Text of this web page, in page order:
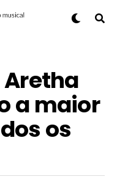
Aretha
a maior
os